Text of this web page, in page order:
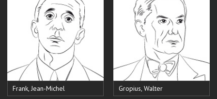
Frank, Jean-Michel Gropius, Walter